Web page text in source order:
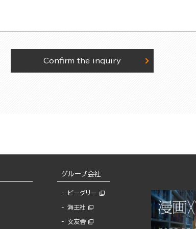
Confirm the inquiry
グループ会社
ビーグリー
海王社
文友舎